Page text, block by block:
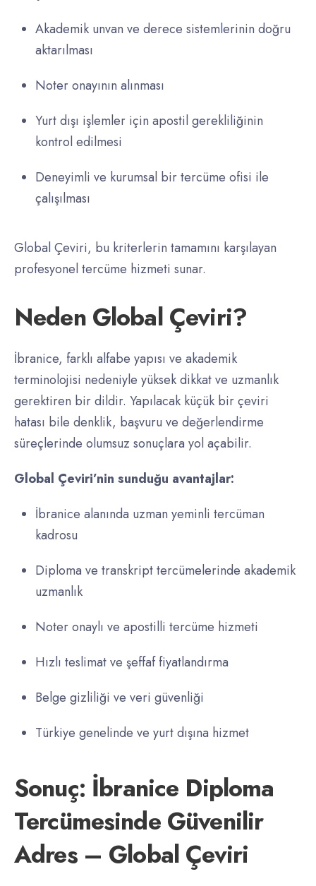
Akademik unvan ve derece sistemlerinin doğru
aktarılması
Noter onayının alınması
Yurt dışı işlemler için apostil gerekliliğinin
kontrol edilmesi
Deneyimli ve kurumsal bir tercüme ofisi ile
çalışılması
Global Çeviri, bu kriterlerin tamamını karşılayan
profesyonel tercüme hizmeti sunar.
Neden Global Çeviri?
İbranice, farklı alfabe yapısı ve akademik
terminolojisi nedeniyle yüksek dikkat ve uzmanlık
gerektiren bir dildir. Yapılacak küçük bir çeviri
hatası bile denklik, başvuru ve değerlendirme
süreçlerinde olumsuz sonuçlara yol açabilir.
Global Çeviri’nin sunduğu avantajlar:
İbranice alanında uzman yeminli tercüman
kadrosu
Diploma ve transkript tercümelerinde akademik
uzmanlık
Noter onaylı ve apostilli tercüme hizmeti
Hızlı teslimat ve şeffaf fiyatlandırma
Belge gizliliği ve veri güvenliği
Türkiye genelinde ve yurt dışına hizmet
Sonuç: İbranice Diploma
Tercümesinde Güvenilir
Adres – Global Çeviri